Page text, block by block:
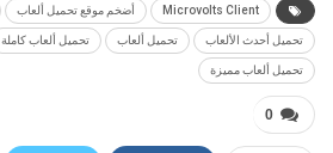
Microvolts Client أضخم موقع تحميل ألعاب
تحميل أحدث الألعاب تحميل ألعاب تحميل ألعاب كاملة
تحميل ألعاب مميزة
0